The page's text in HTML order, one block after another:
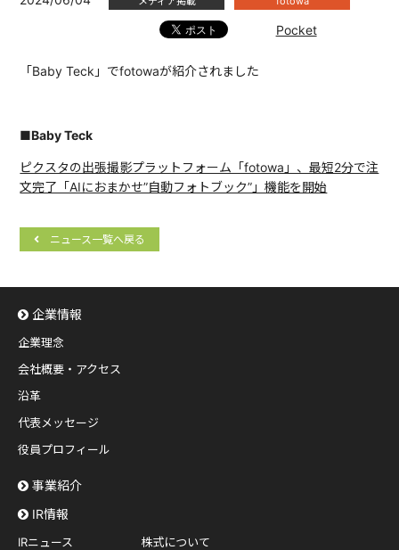
Pocket
「Baby Teck」でfotowaが紹介されました
■Baby Teck
ピクスタの出張撮影プラットフォーム「fotowa」、最短2分で注
文完了「AIにおまかせ”自動フォトブック”」機能を開始
ニュース一覧へ戻る
企業情報
企業理念
会社概要・アクセス
沿革
代表メッセージ
役員プロフィール
事業紹介
IR情報
IRニュース
株式について